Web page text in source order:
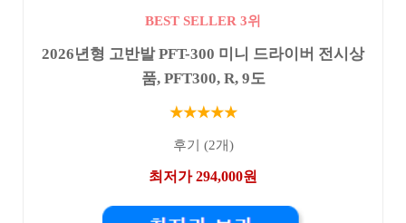
BEST SELLER 3위
2026년형 고반발 PFT-300 미니 드라이버 전시상
품, PFT300, R, 9도
★★★★★
후기 (2개)
최저가 294,000원